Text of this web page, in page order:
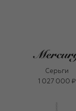
Серьги
1 027 000 ₽